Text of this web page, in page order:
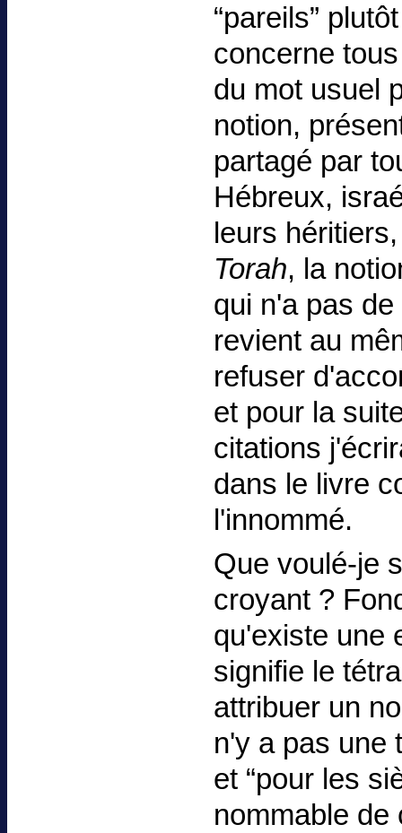
“pareils”
concerne
du mot usuel
notion,
partagé par
Hébreux,
leurs
Torah, la
qui n'a pas
revient au
refuser
et pour la
citations
dans le livre
l'innommé.
Que voulé-je
croyant ?
qu'existe une
signifie le
attribuer un
n'y a pas une
et “pour les
nommable de